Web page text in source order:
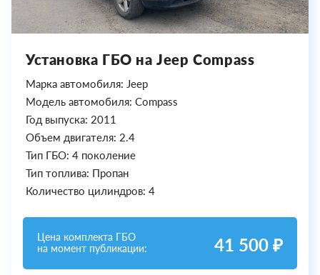
Установка ГБО на Jeep Compass
Марка автомобиля: Jeep
Модель автомобиля: Compass
Год выпуска: 2011
Объем двигателя: 2.4
Тип ГБО: 4 поколение
Тип топлива: Пропан
Количество цилиндров: 4
Цена комплекта ГБО
на момент публикации:
41 500 ₽